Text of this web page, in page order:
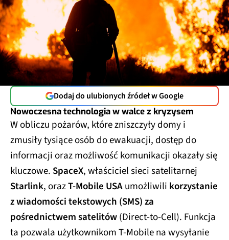
Dodaj do ulubionych źródeł w Google
Nowoczesna technologia w walce z kryzysem
W obliczu pożarów, które zniszczyły domy i
zmusiły tysiące osób do ewakuacji, dostęp do
informacji oraz możliwość komunikacji okazały się
kluczowe. SpaceX, właściciel sieci satelitarnej
Starlink, orazT-Mobile USAumożliwili korzystanie
z wiadomości tekstowych (SMS) za
pośrednictwem satelitów(Direct-to-Cell). Funkcja
ta pozwala użytkownikom T-Mobile na wysyłanie